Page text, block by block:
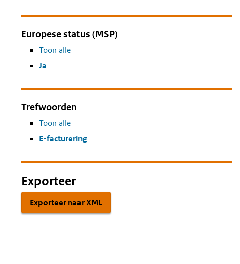
Europese status (MSP)
Toon alle
Ja
Trefwoorden
Toon alle
E-facturering
Exporteer
Exporteer naar XML